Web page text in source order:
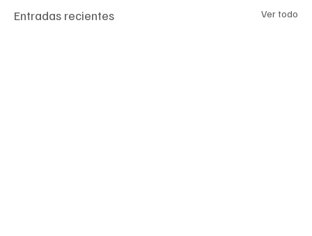
Entradas recientes Ver todo